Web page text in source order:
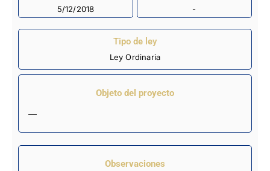
5/12/2018 -
Tipo de ley
Ley Ordinaria
Objeto del proyecto
—
Observaciones